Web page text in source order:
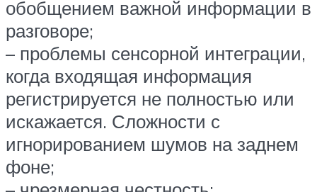
обобщением важной информации в
разговоре;
– проблемы сенсорной интеграции,
когда входящая информация
регистрируется не полностью или
искажается. Сложности с
игнорированием шумов на заднем
фоне;